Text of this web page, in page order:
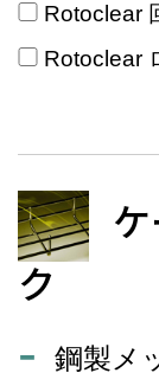
Rotoclear
Rotoclear
ク
鋼製メ